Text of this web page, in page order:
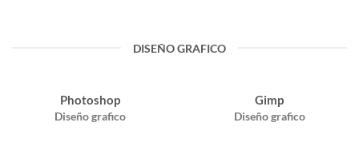
DISEÑO GRAFICO
Photoshop
Diseño grafico
Gimp
Diseño grafico